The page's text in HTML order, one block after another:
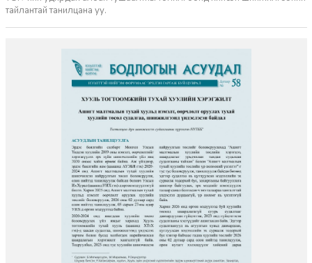
тайлантай танилцана уу.